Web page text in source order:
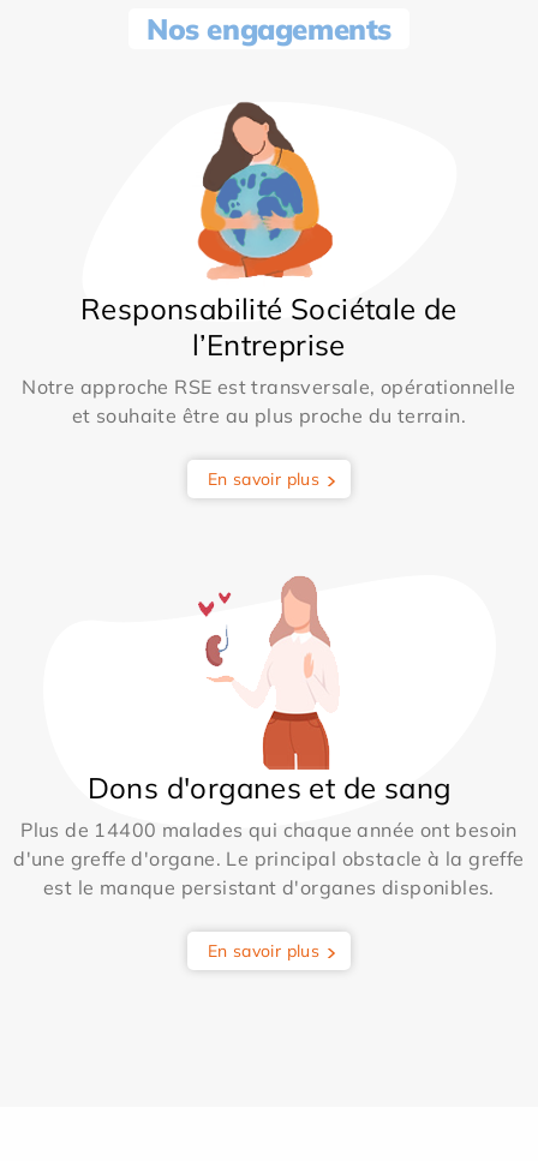
Nos engagements
Responsabilité Sociétale de
l’Entreprise
Notre approche RSE est transversale, opérationnelle
et souhaite être au plus proche du terrain.
En savoir plus
Dons d'organes et de sang
Plus de 14400 malades qui chaque année ont besoin
d'une greffe d'organe. Le principal obstacle à la greffe
est le manque persistant d'organes disponibles.
En savoir plus